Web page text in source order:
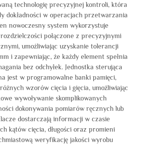
technologię precyzyjnej kontroli, która
dokładności w operacjach przetwarzania
nowoczesny system wykorzystuje
połączone z precyzyjnymi
umożliwiając uzyskanie tolerancji
i zapewniając, że każdy element spełnia
bez odchyłek. Jednostka sterująca
jest w programowalne banki pamięci,
wzorów cięcia i gięcia, umożliwiając
wywoływanie skomplikowanych
dokonywania pomiarów ręcznych lub
dostarczają informacji w czasie
kątów cięcia, długości oraz promieni
weryfikację jakości wyrobu